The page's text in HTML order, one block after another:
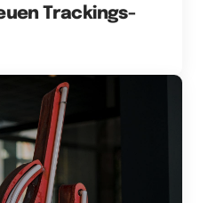
Trackings-